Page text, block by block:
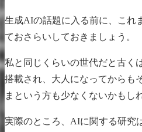
生成AIの話題に入る前に、これ
ておさらいしておきましょう。
私と同じくらいの世代だと古く
搭載され、大人になってからも
まという方も少なくないかもし
実際のところ、AIに関する研究